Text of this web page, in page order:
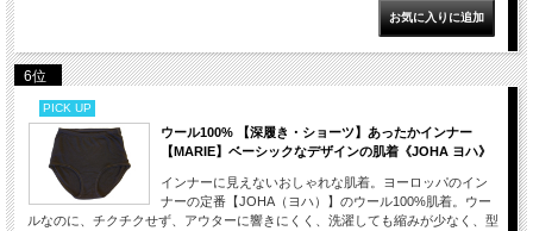
6位
PICK UP
ウール100% 【深履き・ショーツ】あったかインナー
【MARIE】ベーシックなデザインの肌着《JOHA ヨハ》
インナーに見えないおしゃれな肌着。ヨーロッパのイン
ナーの定番【JOHA（ヨハ）】のウール100%肌着。ウー
ルなのに、チクチクせず、アウターに響きにくく、洗濯しても縮みが少なく、型